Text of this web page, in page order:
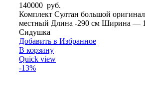
140000 руб.
Комплект Султан большой
местный Длина -290 см Ширина —
Сидушка
Добавить в Избранное
В корзину
Quick view
-13%